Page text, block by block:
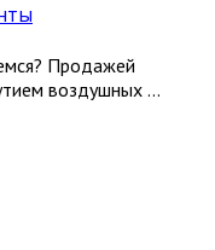
Продажей
воздушных ...